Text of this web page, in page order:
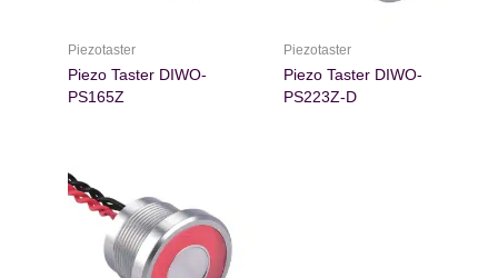
Piezotaster
Piezo Taster DIWO-
PS165Z
Piezotaster
Piezo Taster DIWO-
PS223Z-D